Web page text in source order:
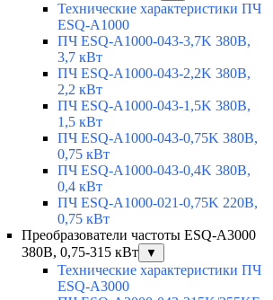
Технические характеристики ПЧ
ESQ-A1000
ПЧ ESQ-A1000-043-3,7K 380В,
3,7 кВт
ПЧ ESQ-A1000-043-2,2K 380В,
2,2 кВт
ПЧ ESQ-A1000-043-1,5K 380В,
1,5 кВт
ПЧ ESQ-A1000-043-0,75K 380В,
0,75 кВт
ПЧ ESQ-A1000-043-0,4K 380В,
0,4 кВт
ПЧ ESQ-A1000-021-0,75K 220В,
0,75 кВт
Преобразователи частоты ESQ-A3000
380В, 0,75-315 кВт
▼
Технические характеристики ПЧ
ESQ-A3000